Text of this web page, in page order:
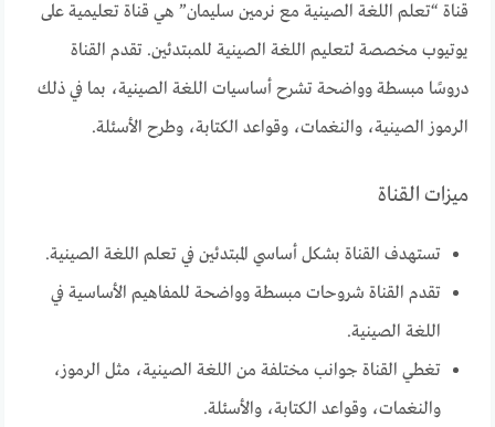
قناة “تعلم اللغة الصينية مع نرمين سليمان” هي قناة تعليمية على
يوتيوب مخصصة لتعليم اللغة الصينية للمبتدئين. تقدم القناة
دروسًا مبسطة وواضحة تشرح أساسيات اللغة الصينية، بما في ذلك
الرموز الصينية، والنغمات، وقواعد الكتابة، وطرح الأسئلة.
ميزات القناة
تستهدف القناة بشكل أساسي المبتدئين في تعلم اللغة الصينية.
تقدم القناة شروحات مبسطة وواضحة للمفاهيم الأساسية في
اللغة الصينية.
تغطي القناة جوانب مختلفة من اللغة الصينية، مثل الرموز،
والنغمات، وقواعد الكتابة، والأسئلة.